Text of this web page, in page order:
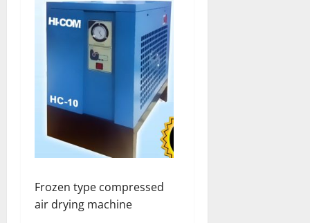
Frozen type compressed
air drying machine